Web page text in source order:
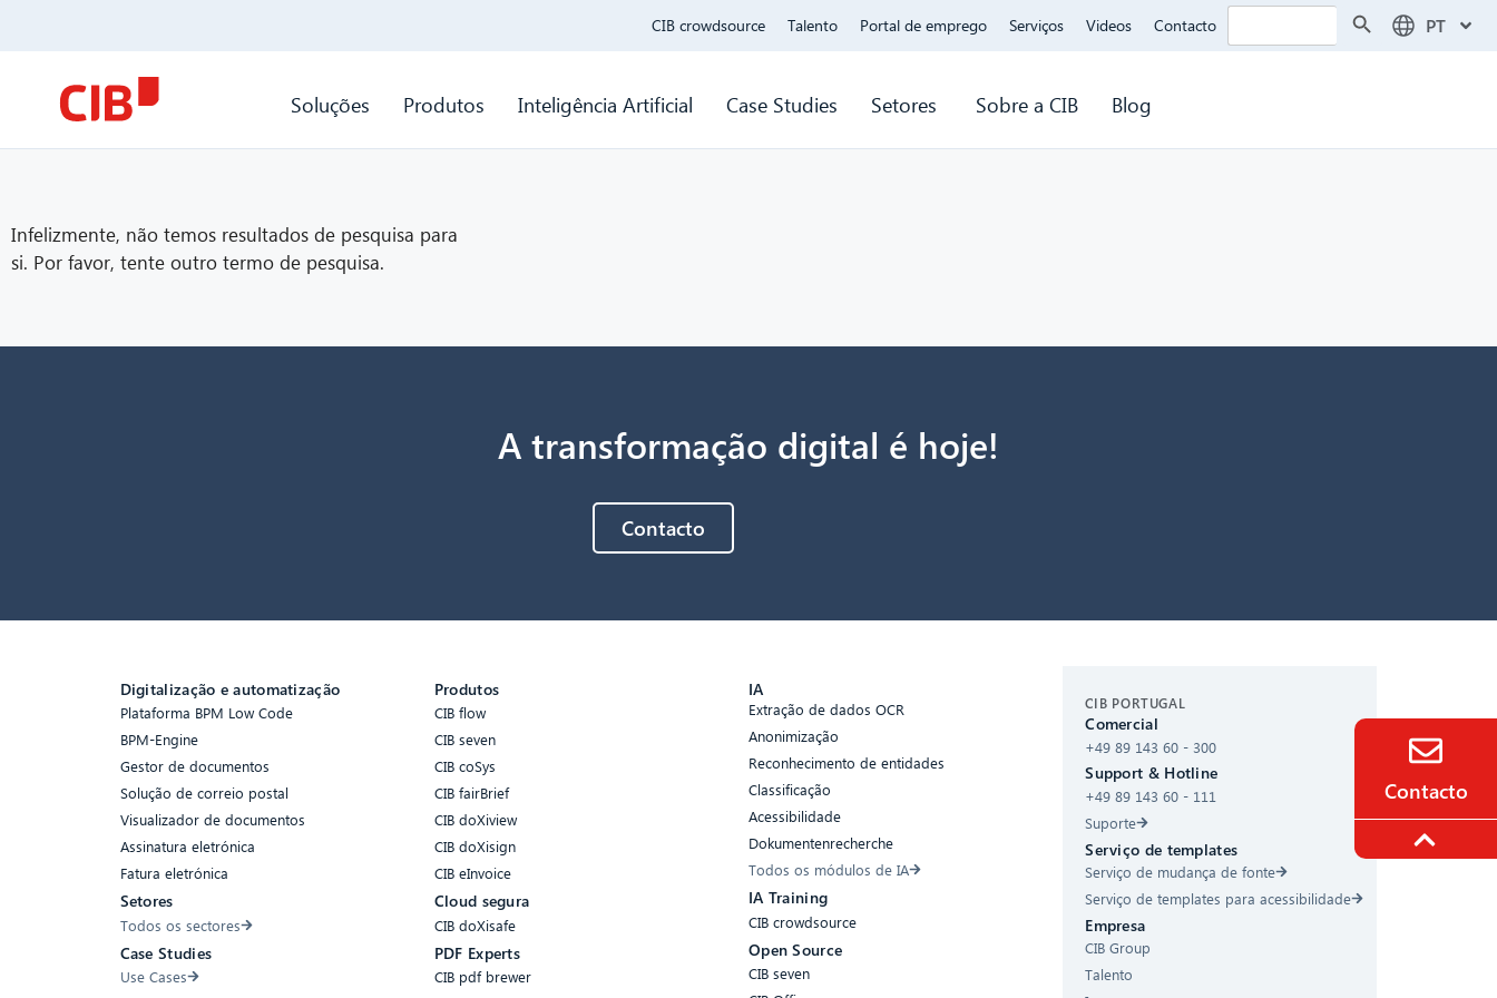
CIB crowdsource Talento Portal de emprego Serviços Videos Contacto Search PT
Soluções Produtos Inteligência Artificial Case Studies Setores Sobre a CIB Blog
Infelizmente, não temos resultados de pesquisa para
si. Por favor, tente outro termo de pesquisa.
A transformação digital é hoje!
Contacto
Digitalização e automatização
Plataforma BPM Low Code
BPM-Engine
Gestor de documentos
Solução de correio postal
Visualizador de documentos
Assinatura eletrónica
Fatura eletrónica
Setores
Todos os sectores
Case Studies
Use Cases
Produtos
CIB flow
CIB seven
CIB coSys
CIB fairBrief
CIB doXiview
CIB doXisign
CIB eInvoice
Cloud segura
CIB doXisafe
PDF Experts
CIB pdf brewer
IA
Extração de dados OCR
Anonimização
Reconhecimento de entidades
Classificação
Acessibilidade
Dokumentenrecherche
Todos os módulos de IA
IA Training
CIB crowdsource
Open Source
CIB seven
CIB PORTUGAL
Comercial
+49 89 143 60 - 300
Support & Hotline
+49 89 143 60 - 111
Suporte
Serviço de templates
Serviço de mudança de fonte
Serviço de templates para acessibilidade
Empresa
CIB Group
Talento
Olá! O que posso fazer por si?
Contacto